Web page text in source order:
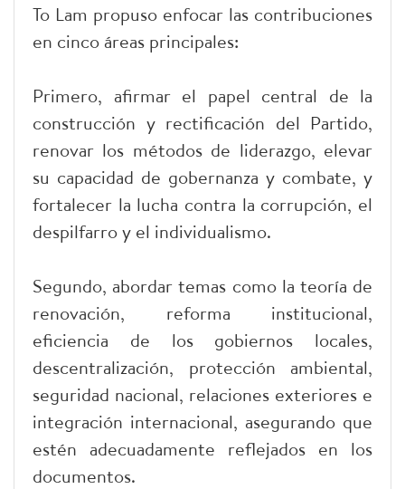
To Lam propuso enfocar las contribuciones
en cinco áreas principales:
Primero, afirmar el papel central de la
construcción y rectificación del Partido,
renovar los métodos de liderazgo, elevar
su capacidad de gobernanza y combate, y
fortalecer la lucha contra la corrupción, el
despilfarro y el individualismo.
Segundo, abordar temas como la teoría de
renovación, reforma institucional,
eficiencia de los gobiernos locales,
descentralización, protección ambiental,
seguridad nacional, relaciones exteriores e
integración internacional, asegurando que
estén adecuadamente reflejados en los
documentos.